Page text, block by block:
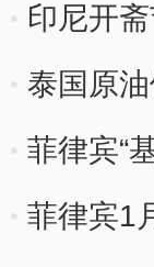
印尼开
泰国原
菲律宾“
菲律宾1